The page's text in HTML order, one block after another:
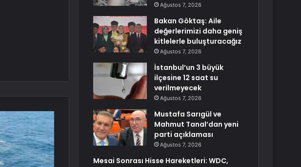
Ağustos 7, 2026
Bakan Göktaş: Aile
değerlerimizi daha geniş
kitlelerle buluşturacağız
Ağustos 7, 2026
İstanbul’un 3 büyük
ilçesine 12 saat su
verilmeyecek
Ağustos 7, 2026
Mustafa Sarıgül ve
Mahmut Tanal’dan yeni
parti açıklaması
Ağustos 7, 2026
Mesai Sonrası Hisse Hareketleri: WDC,